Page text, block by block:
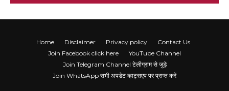
Home Disclaimer Privacy policy
Contact Us
Join Facebook click here
YouTube Channel
Join Telegram Channel टेलीग्राम से जुड़े
Join WhatsApp सभी अपडेट व्हाट्सएप पर प्राप्त करें